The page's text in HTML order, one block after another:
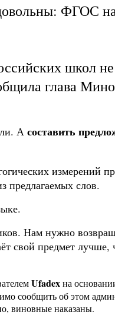
ФГОС
школ
глава
А составить
измерений
предлагаемых слов.
Нам нужно
свой предмет лучше,
Ufadexна
сообщить об этом
виновные наказаны.